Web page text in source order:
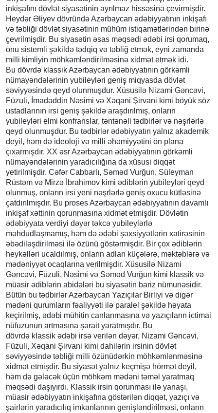
inkişafını dövlət siyasətinin ayrılmaz hissəsinə çevirmişdir.
Heydər Əliyev dövründə Azərbaycan ədəbiyyatının inkişafı
və təbliği dövlət siyasətinin mühüm istiqamətlərindən birinə
çevrilmişdir. Bu siyasətin əsas məqsədi ədəbi irsi qorumaq,
onu sistemli şəkildə tədqiq və təbliğ etmək, eyni zamanda
milli kimliyin möhkəmləndirilməsinə xidmət etmək idi.
Bu dövrdə klassik Azərbaycan ədəbiyyatının görkəmli
nümayəndələrinin yubileyləri geniş miqyasda dövlət
səviyyəsində qeyd olunmuşdur. Xüsusilə Nizami Gəncəvi,
Füzuli, İmadəddin Nəsimi və Xəqani Şirvani kimi böyük söz
ustadlarının irsi geniş şəkildə araşdırılmış, onların
yubileyləri elmi konfranslar, təntənəli tədbirlər və nəşrlərlə
qeyd olunmuşdur. Bu tədbirlər ədəbiyyatın yalnız akademik
deyil, həm də ideoloji və milli əhəmiyyətini ön plana
çıxarmışdır. XX əsr Azərbaycan ədəbiyyatının görkəmli
nümayəndələrinin yaradıcılığına da xüsusi diqqət
yetirilmişdir. Cəfər Cabbarlı, Səməd Vurğun, Süleyman
Rüstəm və Mirzə İbrahimov kimi ədiblərin yubileyləri qeyd
olunmuş, onların irsi yeni nəşrlərlə geniş oxucu kütləsinə
çatdırılmışdır. Bu proses Azərbaycan ədəbiyyatının davamlı
inkişaf xəttinin qorunmasına xidmət etmişdir. Dövlətin
ədəbiyyata verdiyi dəyər təkcə yubileylərlə
məhdudlaşmamış, həm də ədəbi şəxsiyyətlərin xatirəsinin
əbədiləşdirilməsi ilə özünü göstərmişdir. Bir çox ədiblərin
heykəlləri ucaldılmış, onların adları küçələrə, məktəblərə və
mədəniyyət ocaqlarına verilmişdir. Xüsusilə Nizami
Gəncəvi, Füzuli, Nəsimi və Səməd Vurğun kimi klassik və
müasir ədiblərin abidələri bu siyasətin bariz nümunəsidir.
Bütün bu tədbirlər Azərbaycan Yazıçılar Birliyi və digər
mədəni qurumların fəaliyyəti ilə paralel şəkildə həyata
keçirilmiş, ədəbi mühitin canlanmasına və yazıçıların ictimai
nüfuzunun artmasına şərait yaratmışdır. Bu
dövrdə klassik ədəbi irsə verilən dəyər, Nizami Gəncəvi,
Füzuli, Xəqani Şirvani kimi dahilərin irsinin dövlət
səviyyəsində təbliği milli özünüdərkin möhkəmlənməsinə
xidmət etmişdir. Bu siyasət yalnız keçmişə hörmət deyil,
həm də gələcək üçün möhkəm mədəni təməl yaratmaq
məqsədi daşıyırdı. Klassik irsin qorunması ilə yanaşı,
müasir ədəbiyyatın inkişafına göstərilən diqqət, yazıçı və
şairlərin yaradıcılıq imkanlarının genişləndirilməsi, onların